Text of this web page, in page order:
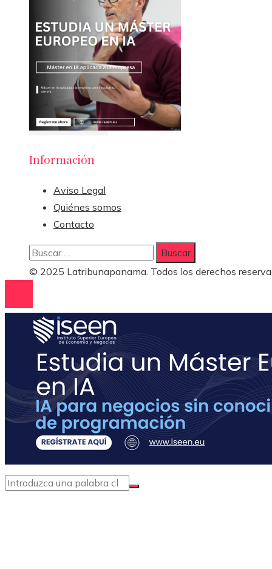
Información
Aviso Legal
Quiénes somos
Contacto
Buscar:
© 2025 Latribunapanama. Todos los derechos